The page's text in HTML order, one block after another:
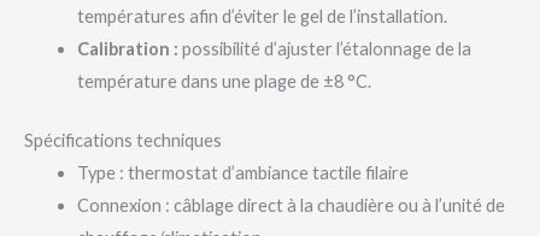
températures afin d’éviter le gel de l’installation.
Calibration : possibilité d’ajuster l’étalonnage de la
température dans une plage de ±8 °C.
Spécifications techniques
Type : thermostat d’ambiance tactile filaire
Connexion : câblage direct à la chaudière ou à l’unité de